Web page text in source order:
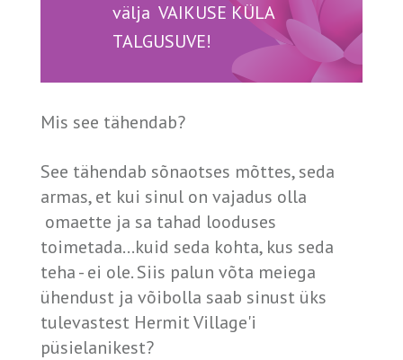
välja VAIKUSE KÜLA
TALGUSUVE!
Mis see tähendab?
See tähendab sõnaotses mõttes, seda
armas, et kui sinul on vajadus olla
omaette ja sa tahad looduses
toimetada...kuid seda kohta, kus seda
teha - ei ole. Siis palun võta meiega
ühendust ja võibolla saab sinust üks
tulevastest Hermit Village'i
püsielanikest?